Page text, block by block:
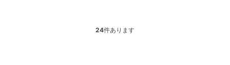
24件あります